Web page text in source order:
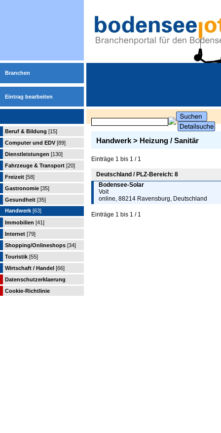
Branchen
Eintrag bearbeiten
Beruf & Bildung [15]
Computer und EDV [89]
Dienstleistungen [130]
Fahrzeuge & Transport [20]
Freizeit [58]
Gastronomie [35]
Gesundheit [35]
Handwerk [63]
Immobilien [41]
Internet [79]
Shopping/Onlineshops [34]
Touristik [55]
Wirtschaft / Handel [66]
Datenschutzerklaerung
Cookie-Richtlinie
Handwerk > Heizung / Sanitär
Einträge 1 bis 1 / 1
Deutschland / PLZ-Bereich: 8
Bodensee-Solar
Voit
online, 88214 Ravensburg, Deutschland
Einträge 1 bis 1 / 1